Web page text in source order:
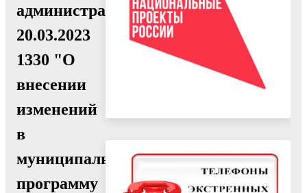
администрации
20.03.2023
1330 "О
внесении
изменений
в
муниципальную
программу